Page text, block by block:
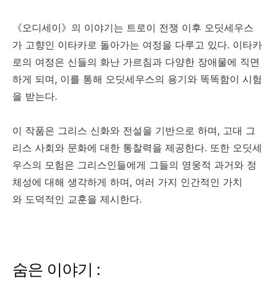
《오디세이》의 이야기는 트로이 전쟁 이후 오딧세우스
가 고향인 이타카로 돌아가는 여정을 다루고 있다. 이타카
로의 여정은 신들의 화난 가르침과 다양한 장애물에 직면
하게 되며, 이를 통해 오딧세우스의 용기와 똑똑함이 시험
을 받는다.
이 작품은 그리스 신화와 전설을 기반으로 하며, 고대 그
리스 사회와 문화에 대한 통찰력을 제공한다. 또한 오딧세
우스의 모험은 그리스인들에게 그들의 영웅적 과거와 정
체성에 대해 생각하게 하며, 여러 가지 인간적인 가치
와 도덕적인 교훈을 제시한다.
숨은 이야기 :